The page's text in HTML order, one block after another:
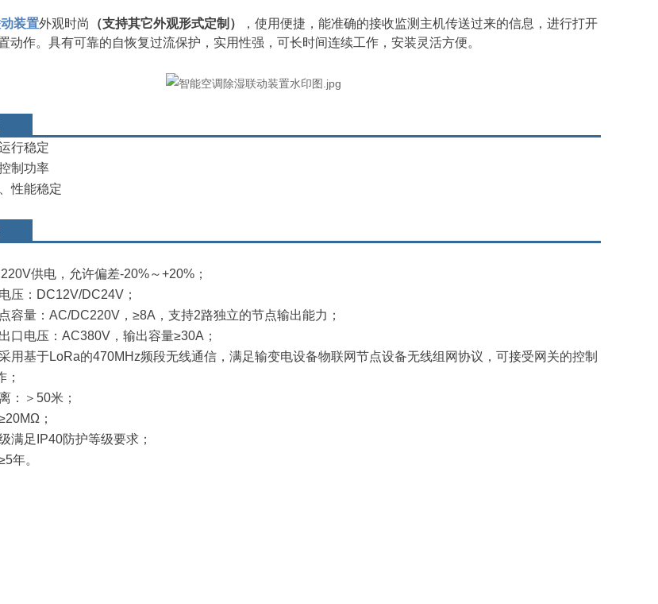
装置外观时尚 （支持其它外观形式定制）
，使用便捷，能准确的接收监测主机传送过来的信息，进行打开
动作。具有可靠的自恢复过流保护，实用性强，可长时间连续工作，安装灵活方便。
行稳定
制功率
性能稳定
供电，允许偏差-20%～+20%；
压：DC12V/DC24V；
容量：AC/DC220V，≥8A，支持2路独立的节点输出能力；
口电压：AC380V，输出容量≥30A；
用基于LoRa的470MHz频段无线通信，满足输变电设备物联网节点设备无线组网协议，可接受网关的控制
：＞50米；
；
满足IP40防护等级要求；
年。